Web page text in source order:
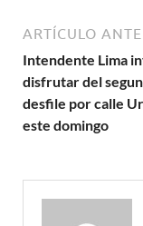
ARTÍCULO
Intendente Lima
disfrutar del
desfile por calle
este domingo